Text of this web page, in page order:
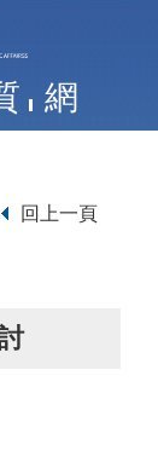
網
回上一頁